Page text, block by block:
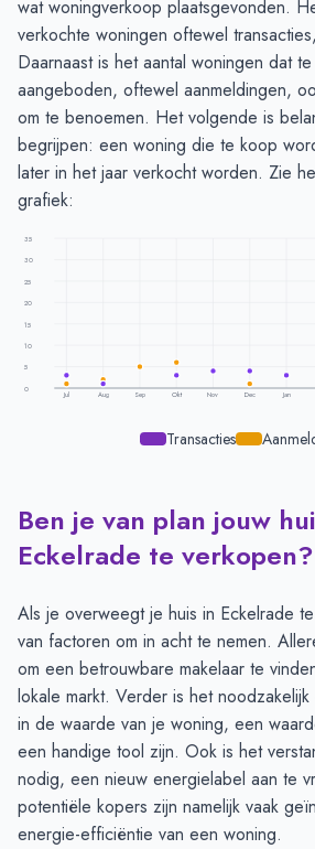
wat woningverkoop plaatsgevonden.
verkochte woningen oftewel
Daarnaast is het aantal woningen dat
aangeboden, oftewel aanmeldingen,
om te benoemen. Het volgende is
begrijpen: een woning die te koop
later in het jaar verkocht worden. Zie
grafiek:
35
30
25
20
15
10
5
0
Jul Aug Sep Okt Nov Dec Jan
Transacties
Transacties en aanmeldingen per
Maand
Transacties
Juli
3
1
Augustus
2
September
-
5
6
November
4
4
December
Januari
3
3
Februari
3
3
Maart
3
3
April
1
2
Ben je van plan jouw
Eckelrade te verkopen?
Als je overweegt je huis in Eckelrade
van factoren om in acht te nemen.
om een betrouwbare makelaar te
lokale markt. Verder is het
in de waarde van je woning, een
een handige tool zijn. Ook is het
nodig, een nieuw energielabel aan te
potentiële kopers zijn namelijk vaak
energie-efficiëntie van een woning.